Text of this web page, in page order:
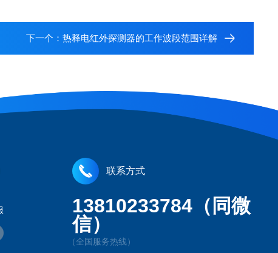
下一个： 热释电红外探测器的工作波段范围详解
联系方式
13810233784（同微
信）
（全国服务热线）